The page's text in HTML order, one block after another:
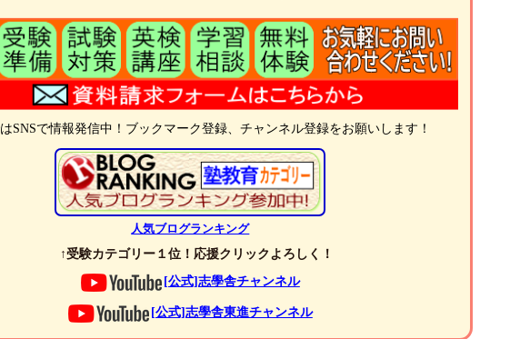
SNSで情報発信中！ブックマーク登録、チャンネル登録をお願いします！
人気ブログランキング
↑受験カテゴリー１位！応援クリックよろしく！
[公式]志學舎チャンネル
[公式]志學舎東進チャンネル